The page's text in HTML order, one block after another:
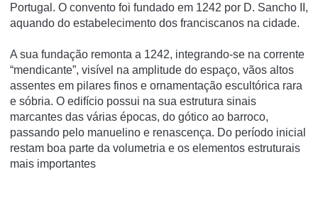
Portugal. O convento foi fundado em 1242 por D. Sancho II,
aquando do estabelecimento dos franciscanos na cidade.
A sua fundação remonta a 1242, integrando-se na corrente
“mendicante”, visível na amplitude do espaço, vãos altos
assentes em pilares finos e ornamentação escultórica rara
e sóbria. O edifício possui na sua estrutura sinais
marcantes das várias épocas, do gótico ao barroco,
passando pelo manuelino e renascença. Do período inicial
restam boa parte da volumetria e os elementos estruturais
mais importantes